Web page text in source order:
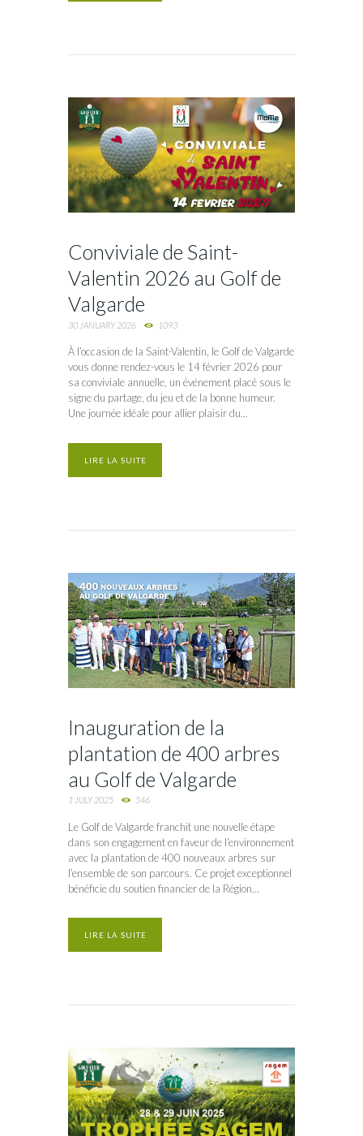
Conviviale de Saint-
Valentin 2026 au Golf de
Valgarde
30 JANUARY 2026 1093
À l’occasion de la Saint-Valentin, le Golf de Valgarde
vous donne rendez-vous le 14 février 2026 pour
sa conviviale annuelle, un événement placé sous le
signe du partage, du jeu et de la bonne humeur.
Une journée idéale pour allier plaisir du...
LIRE LA SUITE
Inauguration de la
plantation de 400 arbres
au Golf de Valgarde
1 JULY 2025 546
Le Golf de Valgarde franchit une nouvelle étape
dans son engagement en faveur de l’environnement
avec la plantation de 400 nouveaux arbres sur
l’ensemble de son parcours. Ce projet exceptionnel
bénéficie du soutien financier de la Région...
LIRE LA SUITE